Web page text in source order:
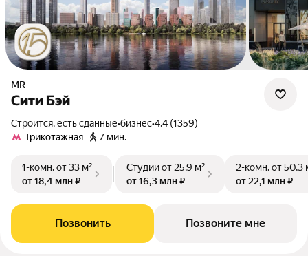
MR
Сити Бэй
Строится, есть сданные•бизнес•4.4 (1359)
Трикотажная
7 мин.
1-комн.от 33 м²
от 18,4 млн ₽
Студииот 25,9 м²
от 16,3 млн ₽
2-комн.от 50,3
от 22,1 млн ₽
Позвонить Позвоните мне